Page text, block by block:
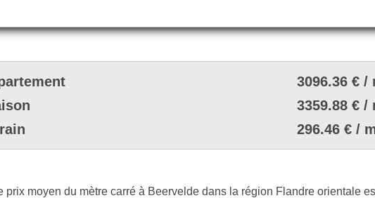
3096.36 € /
3359.88 € /
296.46 € /
prix moyen du mètre carré à Beervelde dans la région Flandre orientale